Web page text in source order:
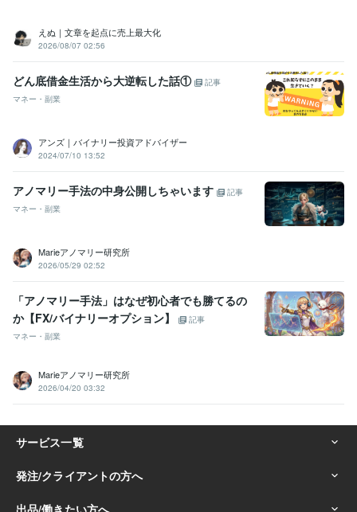
えぬ｜文章を起点に売上最大化
2026/08/07 02:56
どん底借金生活から大逆転した話①
記事
マネー・副業
アンズ｜バイナリー投資アドバイザー
2024/07/10 13:52
アノマリー手法の中身公開しちゃいます
記事
マネー・副業
Marieアノマリー研究所
2026/05/29 02:52
「アノマリー手法」はなぜ初心者でも勝てるの
か【FX/バイナリーオプション】
記事
マネー・副業
Marieアノマリー研究所
2026/04/20 03:32